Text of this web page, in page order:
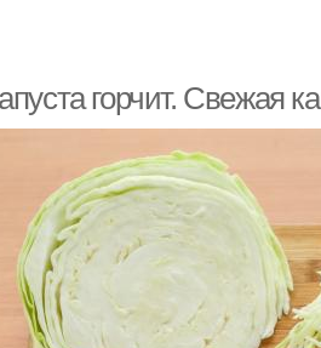
горчит. Свежая